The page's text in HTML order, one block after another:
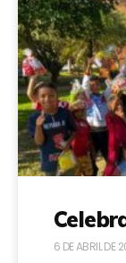
6 DE ABRIL DE